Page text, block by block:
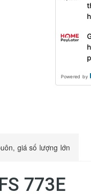
Powered by
giá số lượng lớn
773E